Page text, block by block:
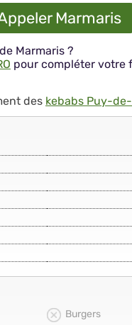
Marmaris
Marmaris ?
pour compléter votre
des kebabs Puy-
Burgers